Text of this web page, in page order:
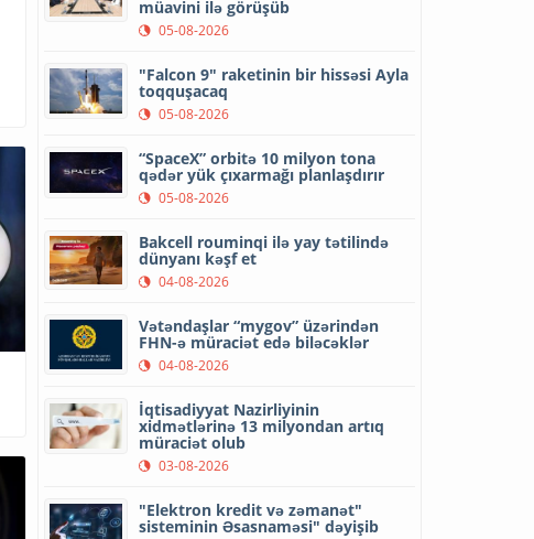
müavini ilə görüşüb
05-08-2026
"Falcon 9" raketinin bir hissəsi Ayla
toqquşacaq
05-08-2026
“SpaceX” orbitə 10 milyon tona
qədər yük çıxarmağı planlaşdırır
05-08-2026
Bakcell rouminqi ilə yay tətilində
dünyanı kəşf et
04-08-2026
Vətəndaşlar “mygov” üzərindən
FHN-ə müraciət edə biləcəklər
04-08-2026
İqtisadiyyat Nazirliyinin
xidmətlərinə 13 milyondan artıq
müraciət olub
03-08-2026
"Elektron kredit və zəmanət"
sisteminin Əsasnaməsi" dəyişib